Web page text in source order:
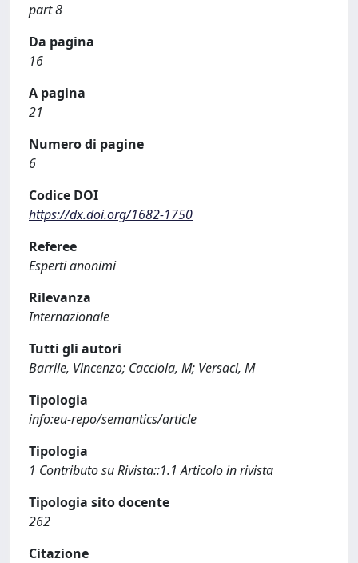
part 8
Da pagina
16
A pagina
21
Numero di pagine
6
Codice DOI
https://dx.doi.org/1682-1750
Referee
Esperti anonimi
Rilevanza
Internazionale
Tutti gli autori
Barrile, Vincenzo; Cacciola, M; Versaci, M
Tipologia
info:eu-repo/semantics/article
Tipologia
1 Contributo su Rivista::1.1 Articolo in rivista
Tipologia sito docente
262
Citazione